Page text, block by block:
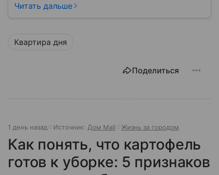
до конца понимают, какие именно услуги УК
Читать дальше
Квартира дня
Поделиться
1 день назад Источник: Дом Mail Жизнь за городом
Как понять, что картофель
готов к уборке: 5 признаков